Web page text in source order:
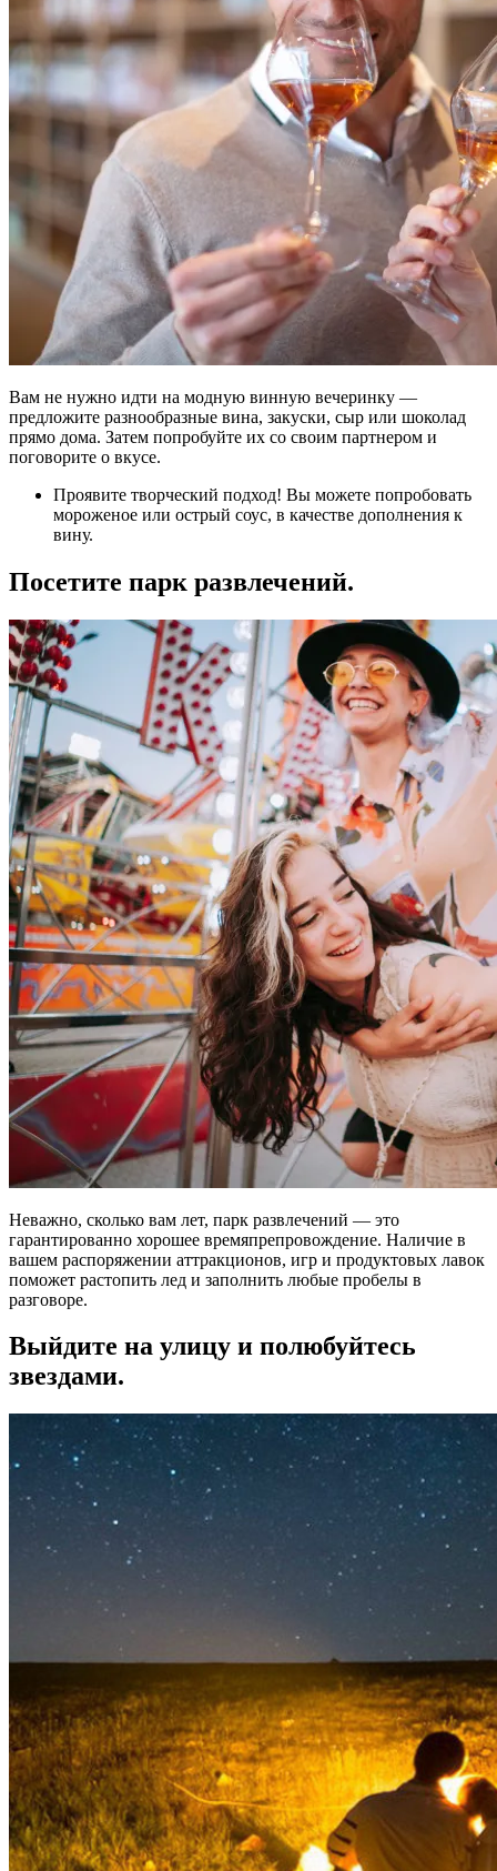
Вам не нужно идти на модную винную вечеринку —
предложите разнообразные вина, закуски, сыр или шоколад
прямо дома. Затем попробуйте их со своим партнером и
поговорите о вкусе.
Проявите творческий подход! Вы можете попробовать
мороженое или острый соус, в качестве дополнения к
вину.
Посетите парк развлечений.
Неважно, сколько вам лет, парк развлечений — это
гарантированно хорошее времяпрепровождение. Наличие в
вашем распоряжении аттракционов, игр и продуктовых лавок
поможет растопить лед и заполнить любые пробелы в
разговоре.
Выйдите на улицу и полюбуйтесь
звездами.